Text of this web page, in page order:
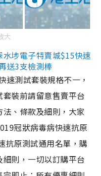
大
埗電子特賣城$15快速
送3支檢測棒
速測試套裝規格不一，
裝前請留意售賣平台
、條款及細則，大家
冠狀病毒病快速抗原
抗原測試通用名單，購
則，一切以訂購平台